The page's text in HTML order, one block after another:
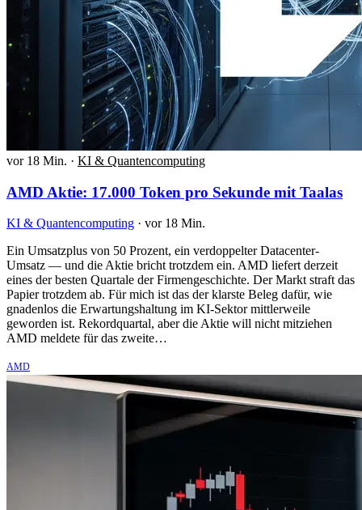
vor 18 Min. · KI & Quantencomputing
AMD Aktie: 17.000 Token pro Sekunde mit Taalas
KI & Quantencomputing · vor 18 Min.
Ein Umsatzplus von 50 Prozent, ein verdoppelter Datacenter-
Umsatz — und die Aktie bricht trotzdem ein. AMD liefert derzeit
eines der besten Quartale der Firmengeschichte. Der Markt straft das
Papier trotzdem ab. Für mich ist das der klarste Beleg dafür, wie
gnadenlos die Erwartungshaltung im KI-Sektor mittlerweile
geworden ist. Rekordquartal, aber die Aktie will nicht mitziehen
AMD meldete für das zweite…
AMD